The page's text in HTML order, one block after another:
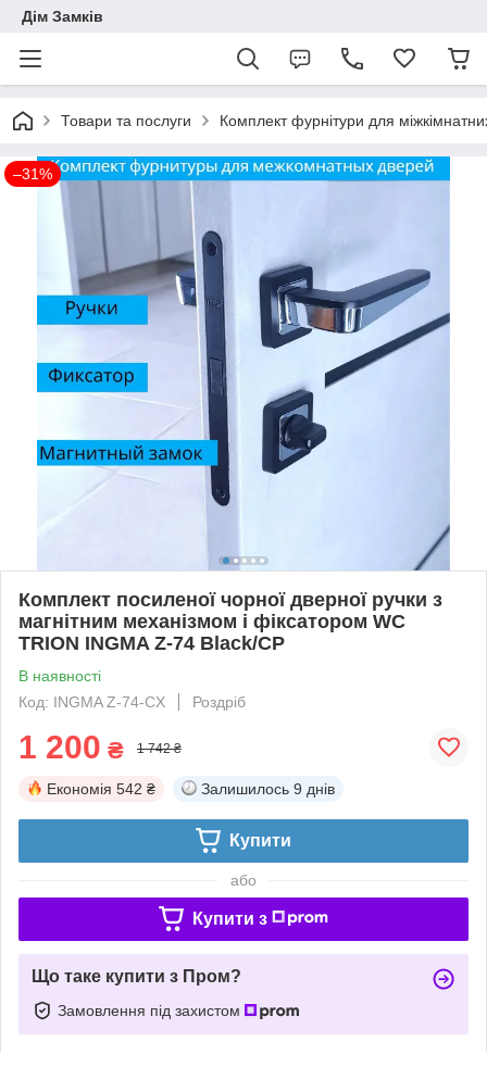
Дім Замків
Товари та послуги Комплект фурнітури для
–31%
Комплект посиленої чорної дверної ручки з
магнітним механізмом і фіксатором WC
TRION INGMA Z-74 Black/CP
В наявності
Код: INGMA Z-74-CX
Роздріб
1 200 ₴ 1 742 ₴
Економія 542 ₴ Залишилось 9 днів
Купити
або
Купити з
Що таке купити з Пром?
Замовлення під захистом